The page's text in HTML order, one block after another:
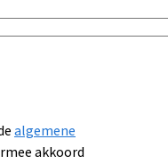
algemene
akkoord